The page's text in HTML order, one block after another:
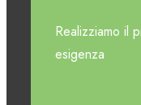
Realizziamo il
esigenza